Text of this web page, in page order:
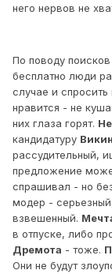
него нервов не
По поводу
бесплатно люди
случае и
нравится - не
них глаза горят.
кандидатуру
рассудительный,
предложение
спрашивал - но
модер -
взвешенный.
в отпуске, либо
Дремота - тоже.
Они не будут